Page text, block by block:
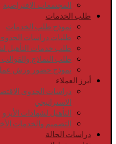
المجتمعات الإفتراضية
طلب الخدمات
نموذج طلب الخدمات
طلبات دراسات الجدوى
طلب خدمات التأهيل
طلب النماذج والقوالب
نموذج حضور ورش
أبرز العملاء
دراسات الجدوى
الاستراتيجي
التأهيل لشهادات الأيزو
التصميم والخدمات
دراسات الحالة